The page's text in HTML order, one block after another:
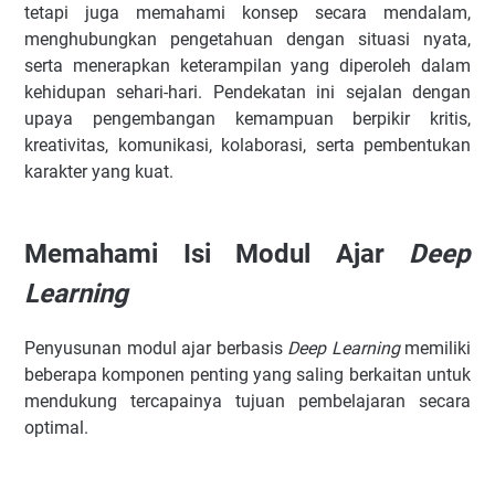
tetapi juga memahami konsep secara mendalam,
menghubungkan pengetahuan dengan situasi nyata,
serta menerapkan keterampilan yang diperoleh dalam
kehidupan sehari-hari. Pendekatan ini sejalan dengan
upaya pengembangan kemampuan berpikir kritis,
kreativitas, komunikasi, kolaborasi, serta pembentukan
karakter yang kuat.
Memahami Isi Modul Ajar Deep
Learning
Penyusunan modul ajar berbasis Deep Learningmemiliki
beberapa komponen penting yang saling berkaitan untuk
mendukung tercapainya tujuan pembelajaran secara
optimal.